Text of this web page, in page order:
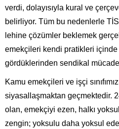
verdi, dolayısıyla kural ve
belirliyor. Tüm bu nedenlerle
lehine çözümler beklemek
emekçileri kendi pratikleri
gördüklerinden sendikal
Kamu emekçileri ve işçi
siyasallaşmaktan geçmektedir.
olan, emekçiyi ezen, halkı
zengin; yoksulu daha yoksul